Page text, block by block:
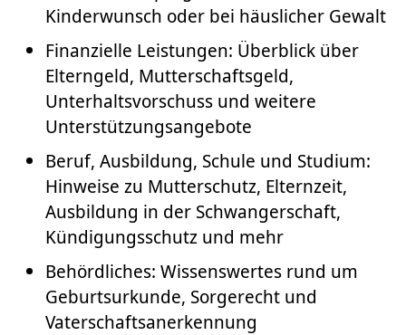
Kinderwunsch oder bei häuslicher Gewalt
Finanzielle Leistungen: Überblick über
Elterngeld, Mutterschaftsgeld,
Unterhaltsvorschuss und weitere
Unterstützungsangebote
Beruf, Ausbildung, Schule und Studium:
Hinweise zu Mutterschutz, Elternzeit,
Ausbildung in der Schwangerschaft,
Kündigungsschutz und mehr
Behördliches: Wissenswertes rund um
Geburtsurkunde, Sorgerecht und
Vaterschaftsanerkennung